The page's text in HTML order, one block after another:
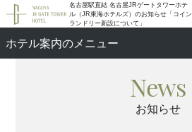
名古屋駅直結 名古屋JRゲートタワーホテ
ル（JR東海ホテルズ）のお知らせ「コイン
ランドリー新設について」
ホテル案内のメニュー
News
お知らせ